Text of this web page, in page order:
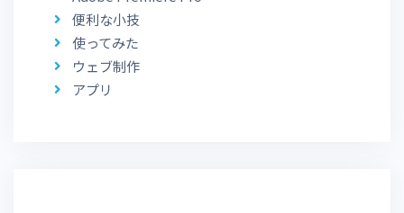
便利な小技
使ってみた
ウェブ制作
アプリ